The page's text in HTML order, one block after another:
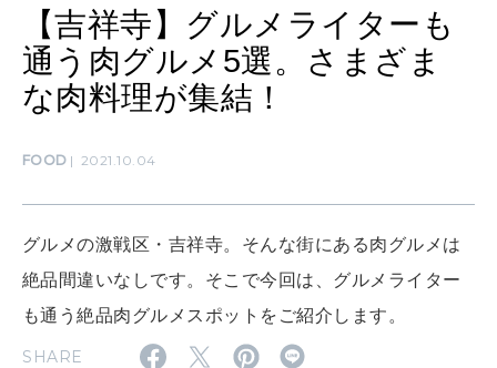
SUSTAINABLE
わたしができること
WORK&MONEY
いい人生って？
【吉祥寺】グルメライターも
通う肉グルメ5選。さまざま
な肉料理が集結！
FOOD 2021.10.04
グルメの激戦区・吉祥寺。そんな街にある肉グルメは
絶品間違いなしです。そこで今回は、グルメライター
も通う絶品肉グルメスポットをご紹介します。
SHARE